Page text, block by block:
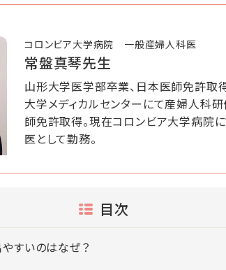
コロンビア大学病院 一般産婦人科医
常盤真琴先生
山形大学医学部卒業、日本医師免許取
大学メディカルセンターにて産婦人科
師免許取得。現在コロンビア大学病院
医として勤務。
目次
すいのはなぜ？